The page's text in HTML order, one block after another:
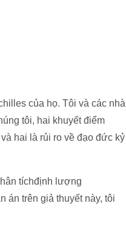
của họ. Tôi và các nhà
tôi, hai khuyết điểm
hai là rủi ro về đạo đức kỷ
tíchđịnh lượng
án trên giả thuyết này, tôi